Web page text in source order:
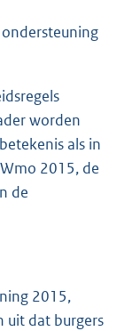
worden
als in
2015, de
de
2015,
uit dat burgers